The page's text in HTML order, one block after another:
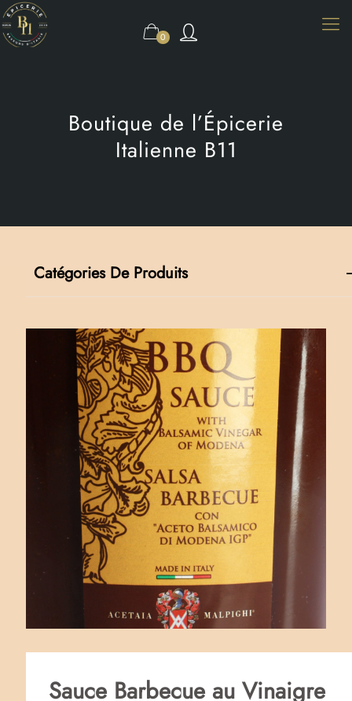
0
Boutique de l’Épicerie
Italienne B11
Catégories De Produits
Sauce Barbecue au Vinaigre